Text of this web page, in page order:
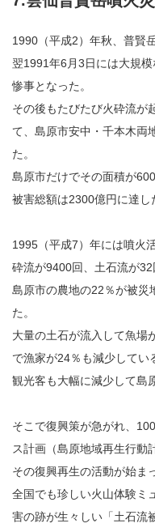
1990（平成2）年秋、普賢
翌1991年6月3日には大規
惨事となった。
その後もたびたび火砕流が
て、島原市安中・千本木両
た。
島原市だけでその面積が
被害総額は2300億円に達し
1995（平成7）年には噴火
砕流が9400回、土石流が32
島原市の農地の22％が被災
た。
大量の土石が流入して魚場
で漁家が24％も減少してい
観光客も大幅に減少して島
そこで復興策が急がれ、
ス計画（島原地域再生行動
その復興再生の活動が始ま
全国でも珍しい火山体験ミ
害の跡が生々しい「土石流